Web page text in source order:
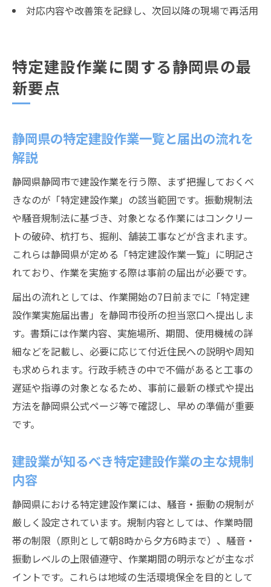
対応内容や改善策を記録し、次回以降の現場で再活用
特定建設作業に関する静岡県の最
新要点
静岡県の特定建設作業一覧と届出の流れを
解説
静岡県静岡市で建設作業を行う際、まず把握しておくべ
きなのが「特定建設作業」の該当範囲です。振動規制法
や騒音規制法に基づき、対象となる作業にはコンクリー
トの破砕、杭打ち、掘削、舗装工事などが含まれます。
これらは静岡県が定める「特定建設作業一覧」に明記さ
れており、作業を実施する際は事前の届出が必要です。
届出の流れとしては、作業開始の7日前までに「特定建
設作業実施届出書」を静岡市役所の担当窓口へ提出しま
す。書類には作業内容、実施場所、期間、使用機械の詳
細などを記載し、必要に応じて付近住民への説明や周知
も求められます。行政手続きの中で不備があると工事の
遅延や指導の対象となるため、事前に最新の様式や提出
方法を静岡県公式ページ等で確認し、早めの準備が重要
です。
建設業が知るべき特定建設作業の主な規制
内容
静岡県における特定建設作業には、騒音・振動の規制が
厳しく設定されています。規制内容としては、作業時間
帯の制限（原則として朝8時から夕方6時まで）、騒音・
振動レベルの上限値遵守、作業期間の明示などが主なポ
イントです。これらは地域の生活環境保全を目的として